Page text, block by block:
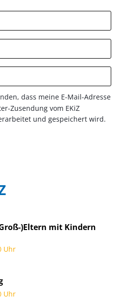
dass meine E-Mail-Adresse
Zusendung vom EKiZ
und gespeichert wird.
)Eltern mit Kindern
Uhr
Uhr